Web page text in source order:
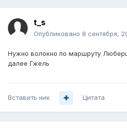
t_s
Опубликовано 8 сентября,
Нужно волокно по маршруту
далее Гжель
Вставить ник Цитата